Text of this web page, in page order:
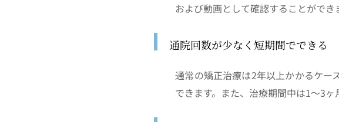
および動画として確認することができ
通院回数が少なく短期間でできる
通常の矯正治療は2年以上かかるケー
できます。また、治療期間中は1～3